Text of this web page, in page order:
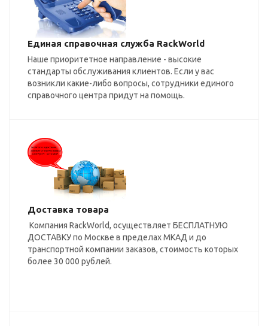
Единая справочная служба RackWorld
Наше приоритетное направление - высокие
стандарты обслуживания клиентов. Если у вас
возникли какие-либо вопросы, сотрудники единого
справочного центра придут на помощь.
Доставка товара
Компания RackWorld, осуществляет БЕСПЛАТНУЮ
ДОСТАВКУ по Москве в пределах МКАД и до
транспортной компании заказов, стоимость которых
более 30 000 рублей.